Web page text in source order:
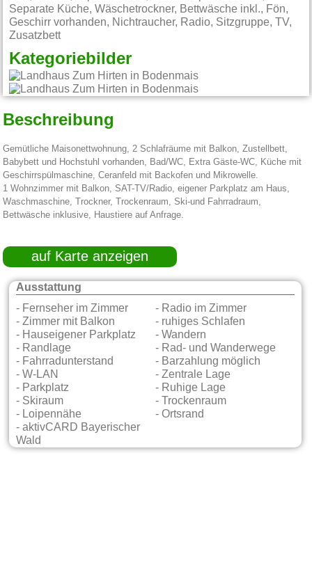
Separate Küche, Wäschetrockner, Bettwäsche inkl., Fön,
Geschirr vorhanden, Nichtraucher, Radio, Sitzgruppe, TV,
Zusatzbett
Kategoriebilder
Beschreibung
Gemütliche Maisonettwohnung, 2 Schlafräume mit Balkon, Zustellbett,
Babybett und Hochstuhl vorhanden, Bad/WC, Extra Gäste-WC, Küche mit
Geschirrspülmaschine, Ceranfeld mit Backofen und Mikrowelle.
1 Wohnzimmer mit Balkon, SAT-TV/Radio, eigener Parkplatz am Haus,
Waschmaschine, Trockner, Trockenraum, Ski-und Fahrradraum,
Bettwäsche inklusive, Haustiere auf Anfrage.
auf Karte anzeigen
Ausstattung
- Fernseher im Zimmer
- Radio im Zimmer
- Zimmer mit Balkon
- ruhiges Schlafen
- Hauseigener Parkplatz
- Wandern
- Randlage
- Rad- und Wanderwege
- Fahrradunterstand
- Barzahlung möglich
- W-LAN
- Zentrale Lage
- Parkplatz
- Ruhige Lage
- Skiraum
- Trockenraum
- Loipennähe
- Ortsrand
- aktivCARD Bayerischer
Wald